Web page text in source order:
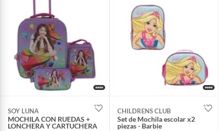
SOY LUNA
MOCHILA CON RUEDAS +
LONCHERA Y CARTUCHERA
CHILDRENS CLUB
Set de Mochila escolar x2
piezas - Barbie